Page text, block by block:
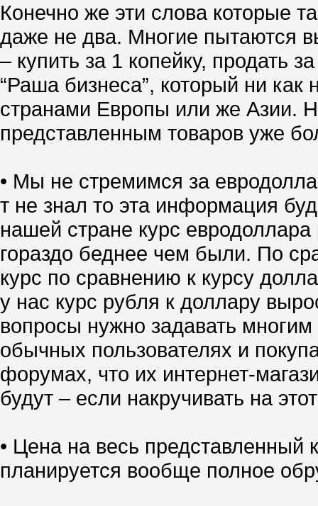
Конечно же эти слова которые
даже не два. Многие пытаются
– купить за 1 копейку, продать
“Раша бизнеса”, который ни
странами Европы или же Азии.
представленным товаров уже
• Мы не стремимся за
т не знал то эта информация
нашей стране курс
гораздо беднее чем были. По
курс по сравнению к курсу
у нас курс рубля к доллару
вопросы нужно задавать
обычных пользователях и
форумах, что их интернет-
будут – если накручивать на
• Цена на весь
планируется вообще полное